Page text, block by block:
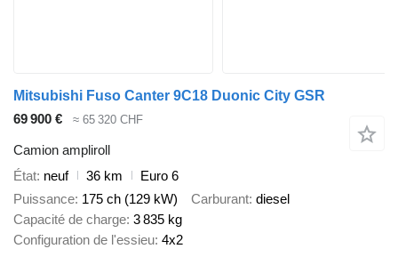
Mitsubishi Fuso Canter 9C18 Duonic City GSR
69 900 €
≈ 65 320 CHF
Camion ampliroll
État neuf 36 km
Euro 6
Puissance 175 ch (129 kW) Carburant diesel
Capacité de charge 3 835 kg
Configuration de l'essieu 4x2